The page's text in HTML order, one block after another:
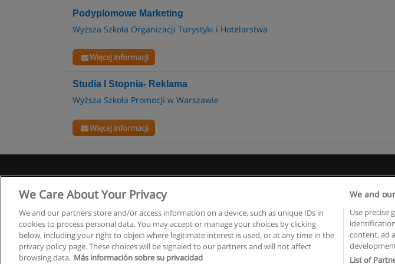
Podyplomowe Marketing
Wyższa Szkoła Organizacji Turystyki i Hotelarstwa
Więcej informacji
Studia I Stopnia- Reklama
Wyższa Szkoła Promocji w Warszawie
Więcej informacji
Copyright © Educaedu Business S.L.
We Care About Your Privacy
We and our partners store and/or access information on a device, such as unique IDs in
cookies to process personal data. You may accept or manage your choices by clicking
below, including your right to object where legitimate interest is used, or at any time in the
privacy policy page. These choices will be signaled to our partners and will not affect
browsing data. Más información sobre su privacidad
We and
Use precise
content, ad
List of